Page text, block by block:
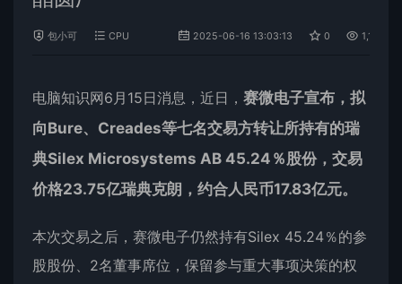
包小可 CPU 2025-06-16 13:03:13 0 1,102
电脑知识网6月15日消息，近日， 赛微电子宣布，拟
向Bure、Creades等七名交易方转让所持有的瑞
典Silex Microsystems AB 45.24％股份，交易
价格23.75亿瑞典克朗，约合人民币17.83亿元。
本次交易之后，赛微电子仍然持有Silex 45.24％的参
股股份、2名董事席位，保留参与重大事项决策的权